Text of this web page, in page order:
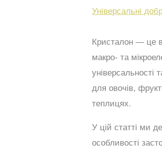
Універсальні
Кристалон — це
макро- та
універсальності
для овочів,
теплицях.
У цій статті ми
особливості